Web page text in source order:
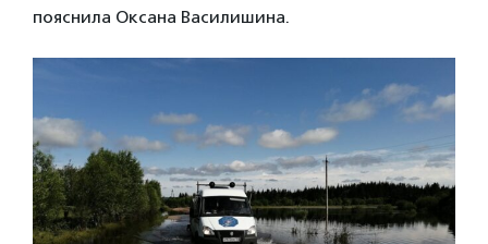
пояснила Оксана Василишина.